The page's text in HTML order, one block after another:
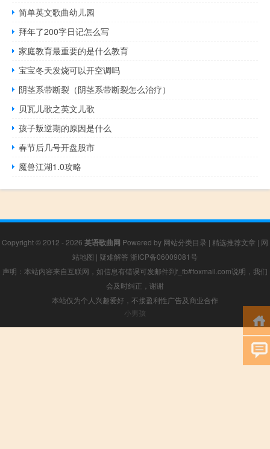
简单英文歌曲幼儿园
拜年了200字日记怎么写
家庭教育最重要的是什么教育
宝宝冬天发烧可以开空调吗
阴茎系带断裂（阴茎系带断裂怎么治疗）
贝瓦儿歌之英文儿歌
孩子叛逆期的原因是什么
春节后几号开盘股市
魔兽江湖1.0攻略
Copyright © 2012 - 2026 英语歌曲网 Powered by 网站分类目录 | 精选推荐文章 | 网
站地图 | 疑难解答 浙ICP备06009081号
声明：本站内容来自互联网，如信息有错误可发邮件到f_fb#foxmail.com说明，我们
会及时纠正，谢谢
本站仅为个人兴趣爱好，不接盈利性广告及商业合作
小男孩